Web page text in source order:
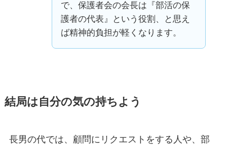
で、保護者会の会長は『部活の保
護者の代表』という役割、と思え
ば精神的負担が軽くなります。
結局は自分の気の持ちよう
長男の代では、顧問にリクエストをする人や、部